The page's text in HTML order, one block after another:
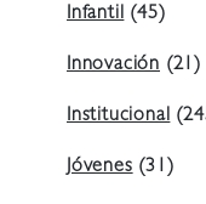
Infantil (45)
Innovación (21)
Institucional
Jóvenes (31)